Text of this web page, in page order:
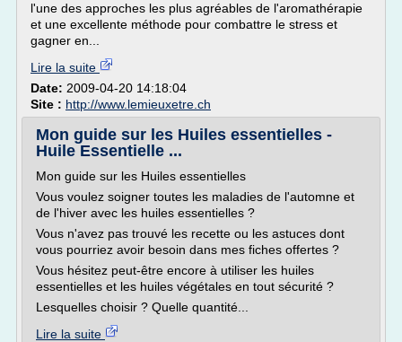
l'une des approches les plus agréables de l'aromathérapie
et une excellente méthode pour combattre le stress et
gagner en...
Lire la suite
Date: 2009-04-20 14:18:04
Site : http://www.lemieuxetre.ch
Mon guide sur les Huiles essentielles -
Huile Essentielle ...
Mon guide sur les Huiles essentielles
Vous voulez soigner toutes les maladies de l'automne et
de l'hiver avec les huiles essentielles ?
Vous n'avez pas trouvé les recette ou les astuces dont
vous pourriez avoir besoin dans mes fiches offertes ?
Vous hésitez peut-être encore à utiliser les huiles
essentielles et les huiles végétales en tout sécurité ?
Lesquelles choisir ? Quelle quantité...
Lire la suite